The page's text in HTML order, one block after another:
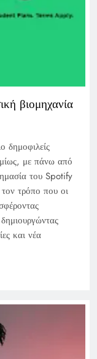
βιομηχανία
δημοφιλείς
με πάνω από
του Spotify
τον τρόπο που οι
και νέα